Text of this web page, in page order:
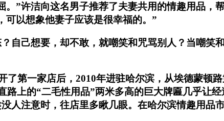
”许洁向这名男子推荐了夫妻共用的情趣用品，
可以想象他妻子应该是很幸福的。”
自己想要，却不敢，就嘲笑和咒骂别人？当嘲笑
了第一家店后，2010年进驻哈尔滨，从埃德蒙顿
路上的“二毛性用品”两米多高的巨大牌匾几乎让
人注意时，往店里多瞅几眼。在哈尔滨情趣用品